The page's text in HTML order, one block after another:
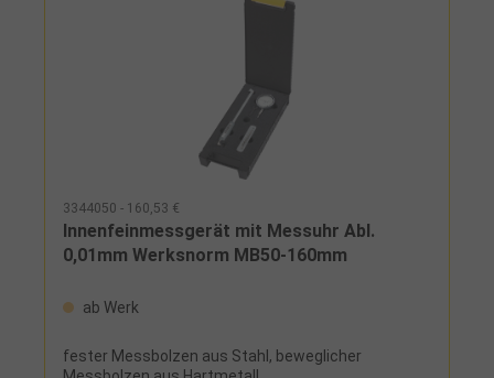
3344050 - 160,53 €
Innenfeinmessgerät mit Messuhr Abl.
0,01mm Werksnorm MB50-160mm
ab Werk
fester Messbolzen aus Stahl, beweglicher